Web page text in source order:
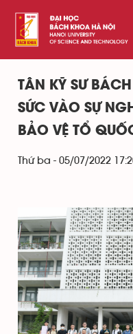
TÂN KỸ SƯ
SỨC VÀO SỰ
BẢO VỆ TỔ
Thứ ba - 05/07/2022